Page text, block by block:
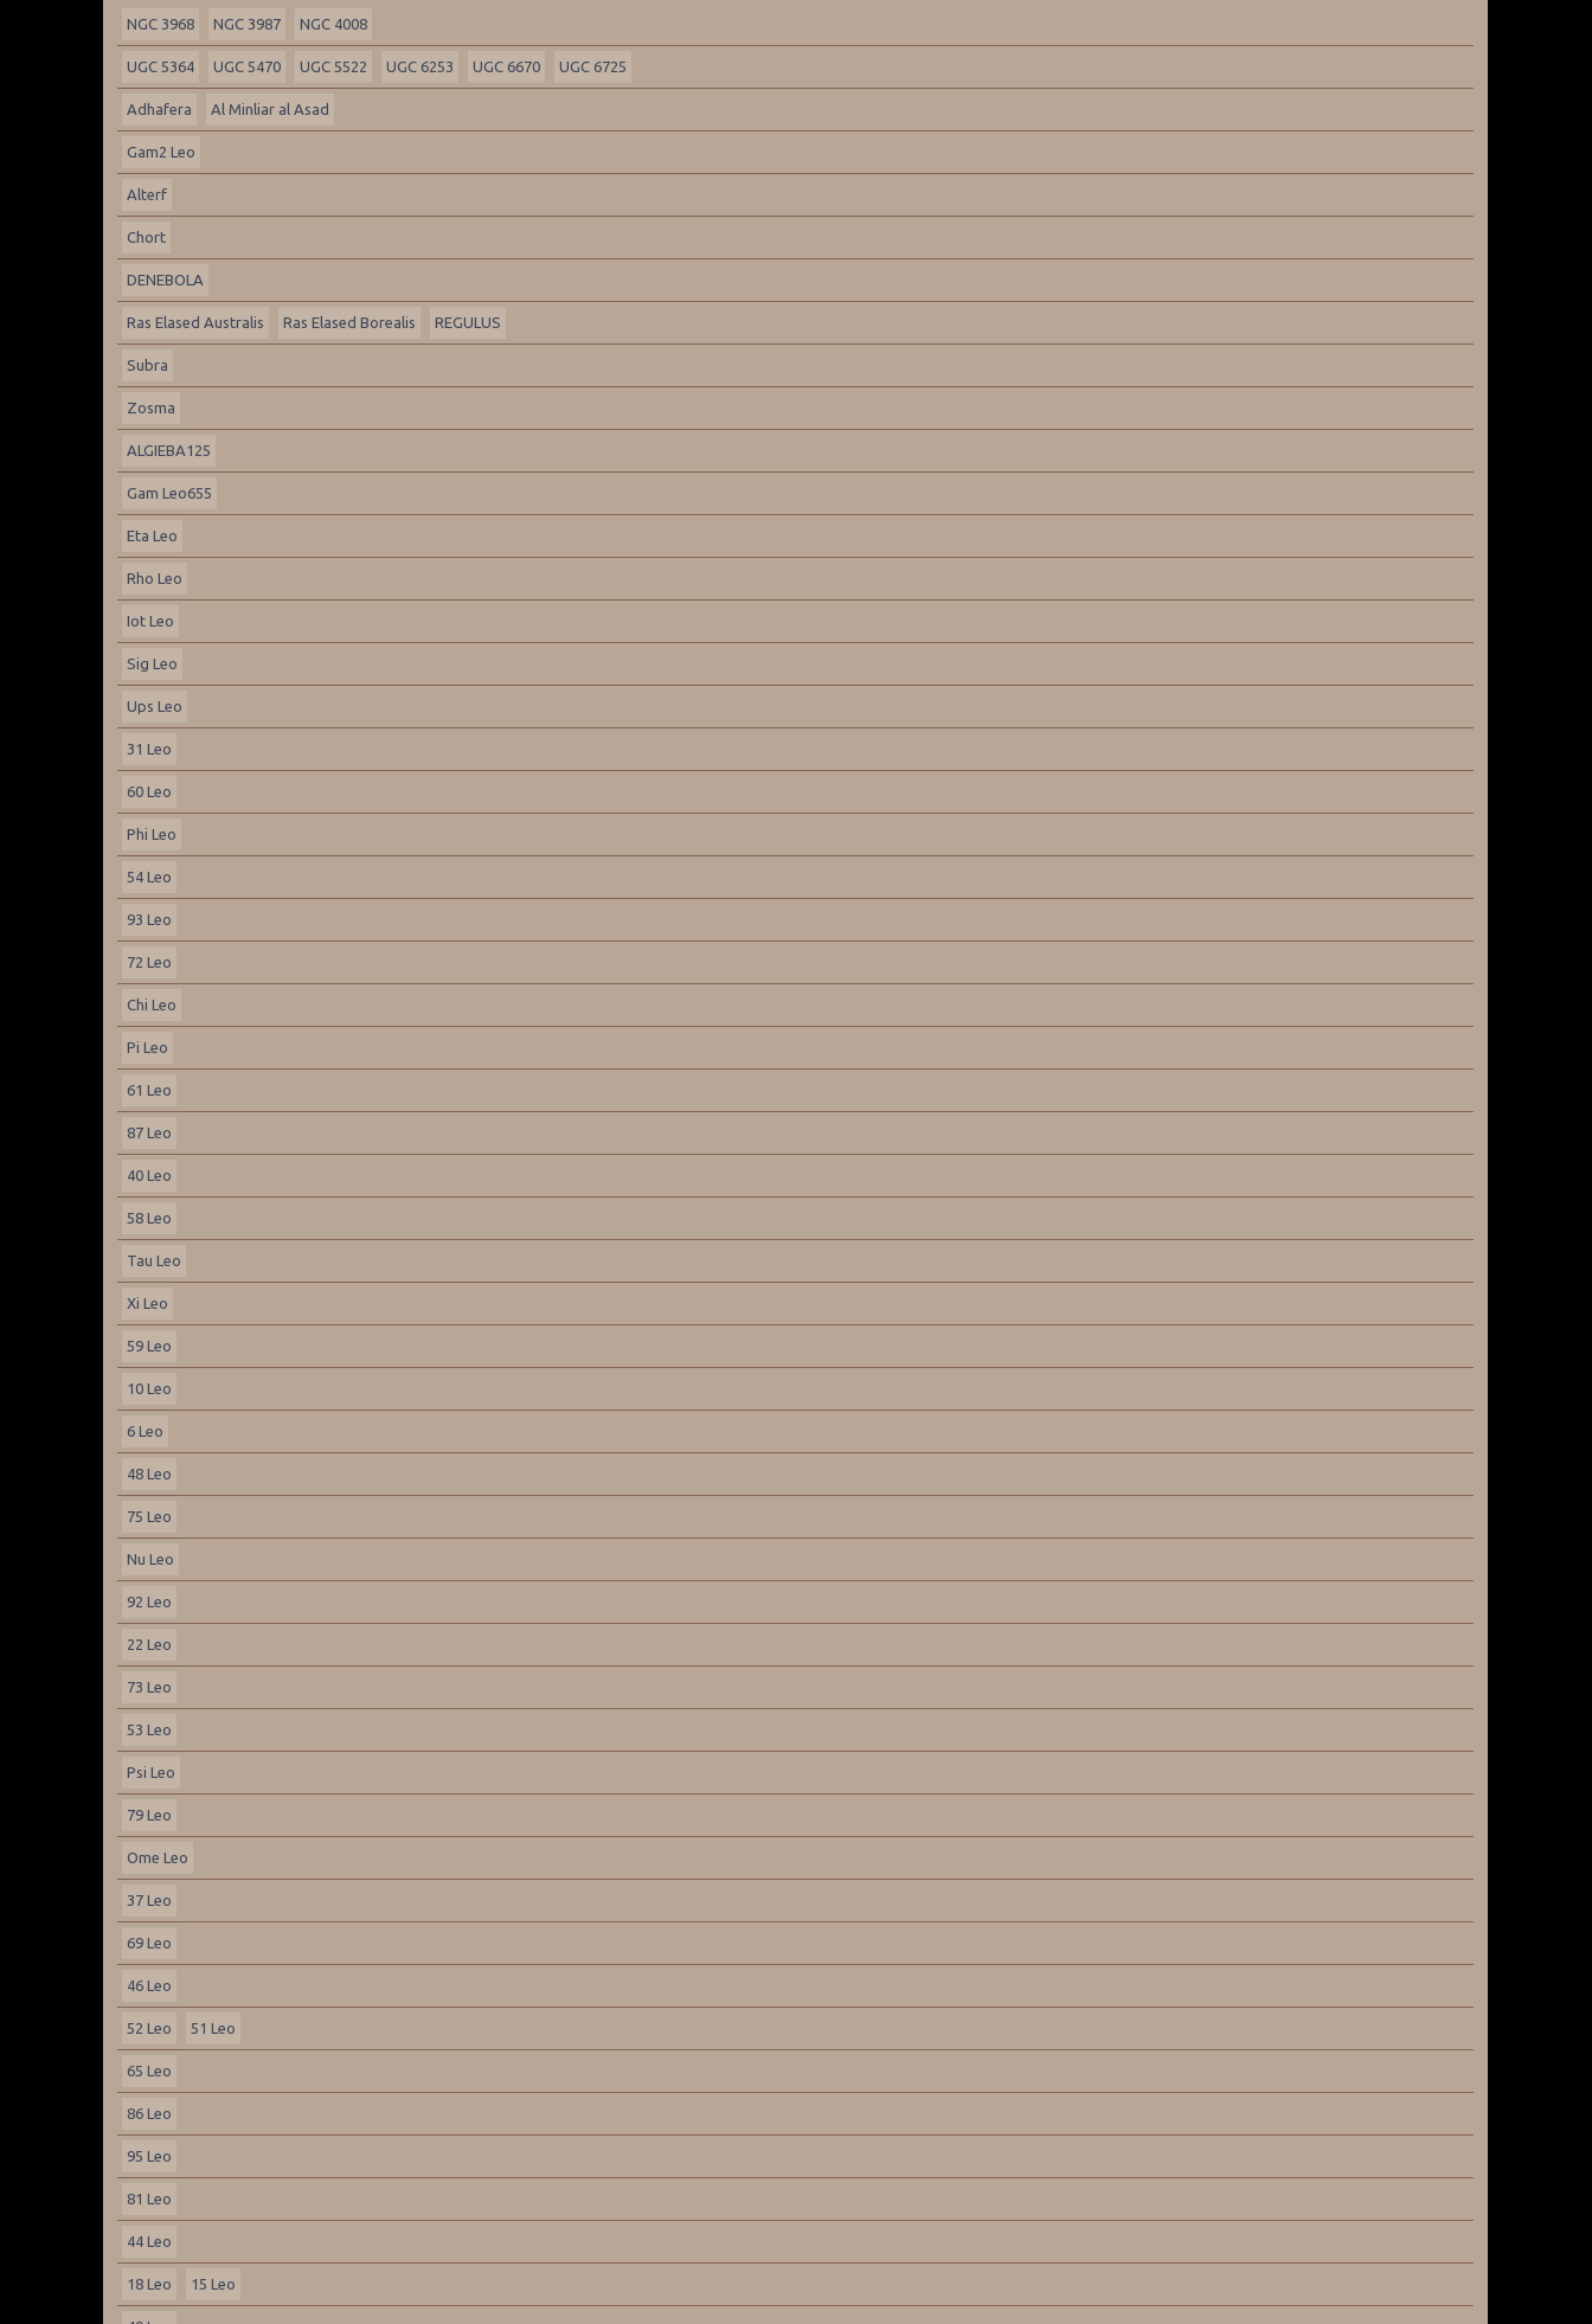
NGC 3968 NGC 3987 NGC 4008
UGC 5364 UGC 5470 UGC 5522 UGC 6253 UGC 6670 UGC 6725
Adhafera Al Minliar al Asad
Gam2 Leo
Alterf
Chort
DENEBOLA
Ras Elased Australis Ras Elased Borealis REGULUS
Subra
Zosma
ALGIEBA125
Gam Leo655
Eta Leo
Rho Leo
Iot Leo
Sig Leo
Ups Leo
31 Leo
60 Leo
Phi Leo
54 Leo
93 Leo
72 Leo
Chi Leo
Pi Leo
61 Leo
87 Leo
40 Leo
58 Leo
Tau Leo
Xi Leo
59 Leo
10 Leo
6 Leo
48 Leo
75 Leo
Nu Leo
92 Leo
22 Leo
73 Leo
53 Leo
Psi Leo
79 Leo
Ome Leo
37 Leo
69 Leo
46 Leo
52 Leo 51 Leo
65 Leo
86 Leo
95 Leo
81 Leo
44 Leo
18 Leo 15 Leo